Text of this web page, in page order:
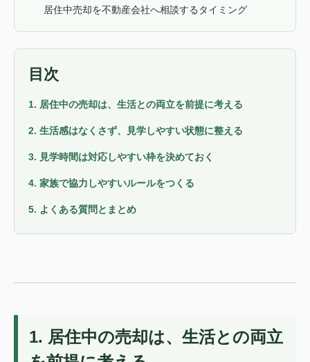
居住中売却を不動産会社へ相談するタイミング
目次
1. 居住中の売却は、生活との両立を前提に考える
2. 生活感はなくさず、見学しやすい状態に整える
3. 見学時間は対応しやすい枠を決めておく
4. 家族で協力しやすいルールをつくる
5. よくある質問とまとめ
1. 居住中の売却は、生活との両立